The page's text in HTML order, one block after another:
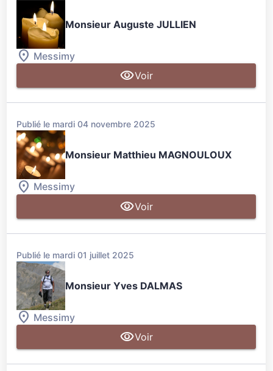
Monsieur Auguste JULLIEN
Messimy
Voir
Publié le mardi 04 novembre 2025
Monsieur Matthieu MAGNOULOUX
Messimy
Voir
Publié le mardi 01 juillet 2025
Monsieur Yves DALMAS
Messimy
Voir